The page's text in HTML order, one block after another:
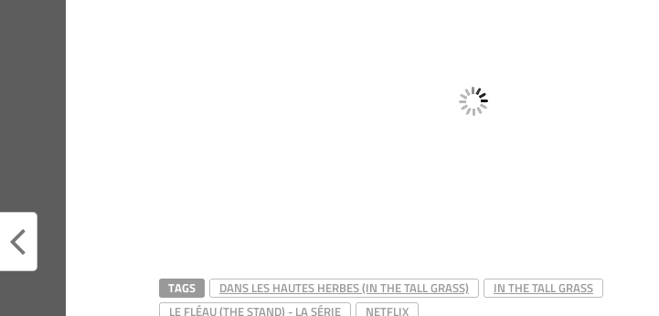
TAGS DANS LES HAUTES HERBES (IN THE TALL GRASS)
IN THE TALL GRASS
LE FLÉAU (THE STAND) - LA SÉRIE
NETFLIX